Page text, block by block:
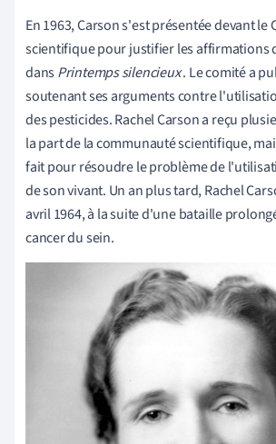
En 1963, Carson s'est présentée devant
scientifique pour justifier les affirmations
dansPrintemps silencieux. Le comité a
soutenant ses arguments contre
des pesticides. Rachel Carson a reçu
la part de la communauté scientifique,
fait pour résoudre le problème de
de son vivant. Un an plus tard, Rachel
avril 1964, à la suite d'une bataille
cancer du sein.